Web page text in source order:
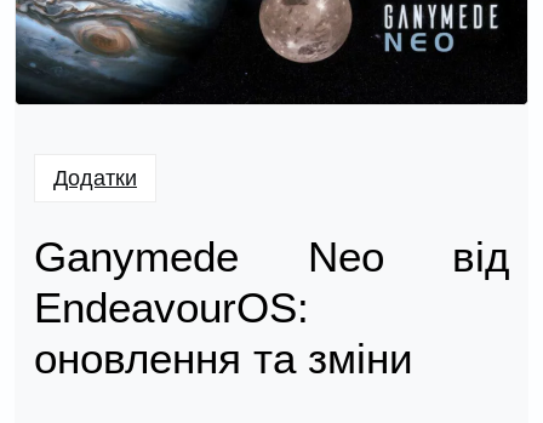
Додатки
Ganymede Neo від
EndeavourOS:
оновлення та зміни